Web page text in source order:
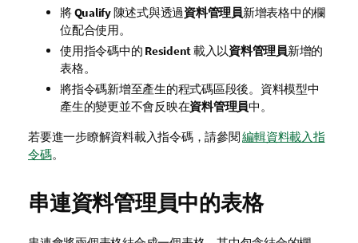
將Qualify陳述式與透過資料管理員新增表格中的欄
位配合使用。
使用指令碼中的 Resident載入以資料管理員新增的
表格。
將指令碼新增至產生的程式碼區段後。資料模型中
產生的變更並不會反映在資料管理員中。
若要進一步瞭解資料載入指令碼，請參閱編輯資料載入指
令碼。
串連資料管理員中的表格